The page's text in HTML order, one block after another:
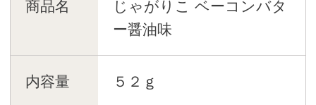
商品名
じゃがりこ ベーコンバタ
ー醤油味
内容量 ５２ｇ